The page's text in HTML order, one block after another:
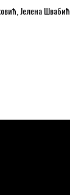
Јелена